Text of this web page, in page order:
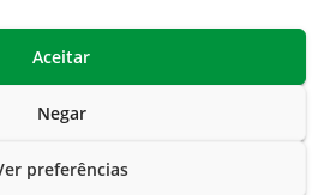
Aceitar
Negar
preferências
registrada internacionalmente da We